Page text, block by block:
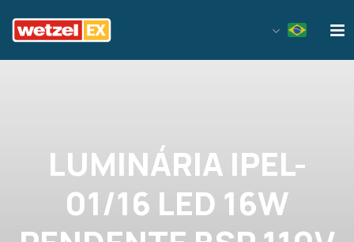
LUMINÁRIA IPEL-
01/16 LED 16W